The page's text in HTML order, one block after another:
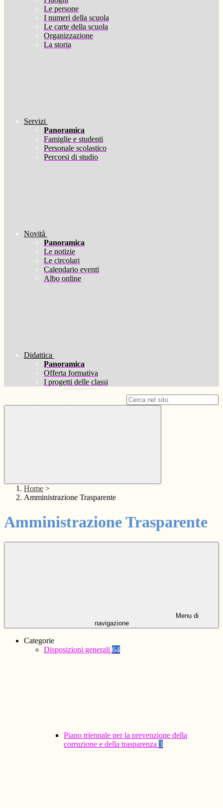
Le persone
I numeri della scuola
Le carte della scuola
Organizzazione
La storia
Servizi
Panoramica
Famiglie e studenti
Personale scolastico
Percorsi di studio
Novità
Panoramica
Le notizie
Le circolari
Calendario eventi
Albo online
Didattica
Panoramica
Offerta formativa
I progetti delle classi
Home >
Amministrazione Trasparente
Amministrazione Trasparente
Menu di
navigazione
Categorie
Disposizioni generali 64
Piano triennale per la prevenzione della
corruzione e della trasparenza 3